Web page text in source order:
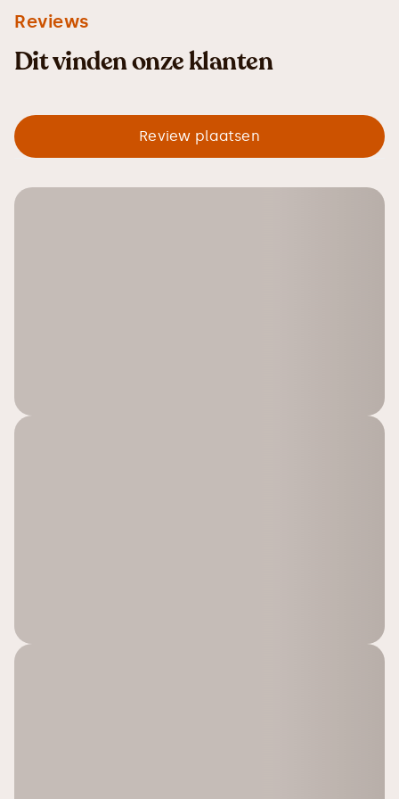
Reviews
Dit vinden onze klanten
Review plaatsen